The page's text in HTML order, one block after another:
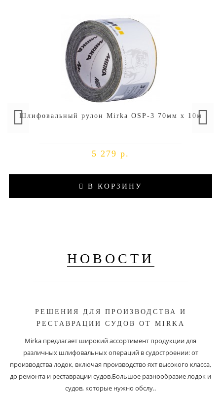
Шлифовальный рулон Mirka OSP-3 70мм x 10м
5 279 р.
В КОРЗИНУ
НОВОСТИ
РЕШЕНИЯ ДЛЯ ПРОИЗВОДСТВА И
РЕСТАВРАЦИИ СУДОВ ОТ MIRKA
Mirka предлагает широкий ассортимент продукции для
различных шлифовальных операций в судостроении: от
производства лодок, включая производство яхт высокого класса,
до ремонта и реставрации судов.Большое разнообразие лодок и
судов, которые нужно обслу..